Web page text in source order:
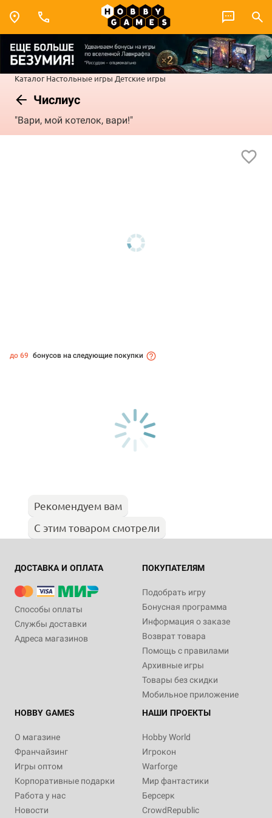
Каталог Настольные игры Детские игры
Числиус
"Вари, мой котелок, вари!"
до 69 бонусов на следующие покупки
Рекомендуем вам
С этим товаром смотрели
ДОСТАВКА И ОПЛАТА
Способы оплаты
Службы доставки
Адреса магазинов
ПОКУПАТЕЛЯМ
Подобрать игру
Бонусная программа
Информация о заказе
Возврат товара
Помощь с правилами
Архивные игры
Товары без скидки
Мобильное приложение
HOBBY GAMES
О магазине
Франчайзинг
Игры оптом
Корпоративные подарки
Работа у нас
Новости
НАШИ ПРОЕКТЫ
Hobby World
Игрокон
Warforge
Мир фантастики
Берсерк
CrowdRepublic